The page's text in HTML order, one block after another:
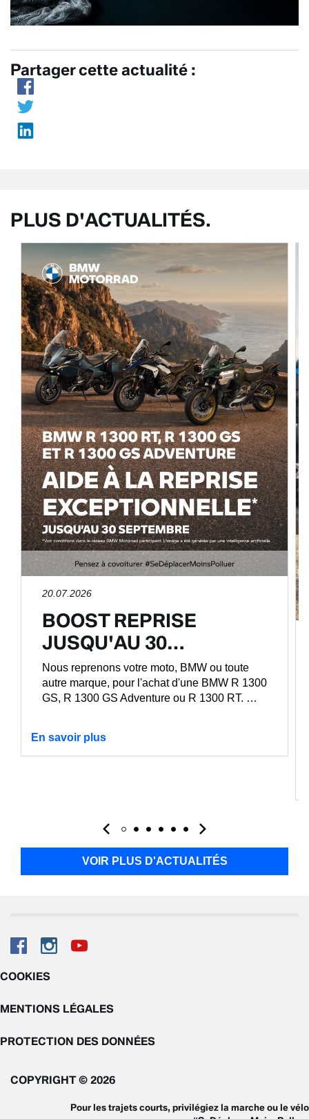
Partager cette actualité :
PLUS D'ACTUALITÉS.
20.07.2026
BOOST REPRISE
JUSQU'AU 30…
Nous reprenons votre moto, BMW ou toute
autre marque, pour l'achat d'une BMW R 1300
GS, R 1300 GS Adventure ou R 1300 RT. …
En savoir plus
VOIR PLUS D'ACTUALITÉS
COOKIES
MENTIONS LÉGALES
PROTECTION DES DONNÉES
COPYRIGHT © 2026
Pour les trajets courts, privilégiez la marche ou le vélo